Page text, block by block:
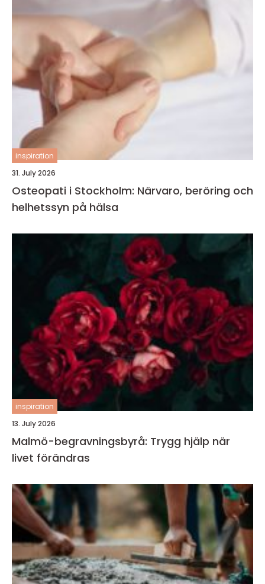
inspiration
31. July 2026
Osteopati i Stockholm: Närvaro, beröring och
helhetssyn på hälsa
inspiration
13. July 2026
Malmö-begravningsbyrå: Trygg hjälp när
livet förändras